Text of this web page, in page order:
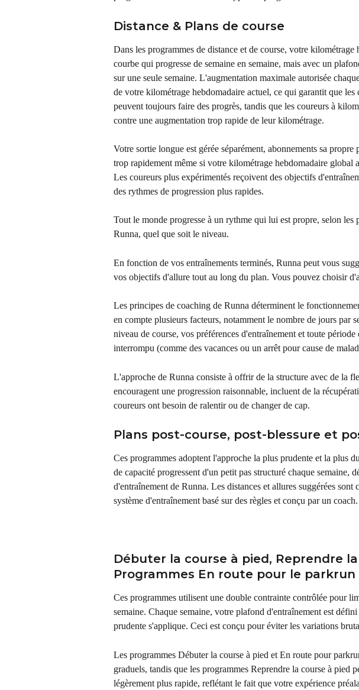
Distance & Plans de course
Dans les programmes de distance et de course, votre kilométrage
courbe qui progresse de semaine en semaine, mais avec un
sur une seule semaine. L'augmentation maximale autorisée
de votre kilométrage hebdomadaire actuel, ce qui garantit que
peuvent toujours faire des progrès, tandis que les coureurs à
contre une augmentation trop rapide de leur kilométrage.
Votre sortie longue est gérée séparément, abonnements sa
trop rapidement même si votre kilométrage hebdomadaire global
Les coureurs plus expérimentés reçoivent des objectifs
des rythmes de progression plus rapides.
Tout le monde progresse à un rythme qui lui est propre, selon les
Runna, quel que soit le niveau.
En fonction de vos entraînements terminés, Runna peut vous
vos objectifs d'allure tout au long du plan. Vous pouvez choisir
Les principes de coaching de Runna déterminent le
en compte plusieurs facteurs, notamment le nombre de jours par
niveau de course, vos préférences d'entraînement et toute
interrompu (comme des vacances ou un arrêt pour cause de
L'approche de Runna consiste à offrir de la structure avec de la
encouragent une progression raisonnable, incluent de la
coureurs ont besoin de ralentir ou de changer de cap.
Plans post-course, post-blessure et
Ces programmes adoptent l'approche la plus prudente et la plus
de capacité progressent d'un petit pas structuré chaque semaine,
d'entraînement de Runna. Les distances et allures suggérées sont
système d'entraînement basé sur des règles et conçu par un coach.
Débuter la course à pied, Reprendre
Programmes En route pour le parkrun
Ces programmes utilisent une double contrainte contrôlée pour
semaine. Chaque semaine, votre plafond d'entraînement est
prudente s'applique. Ceci est conçu pour éviter les variations
Les programmes Débuter la course à pied et En route pour
graduels, tandis que les programmes Reprendre la course à pied
légèrement plus rapide, reflétant le fait que votre expérience